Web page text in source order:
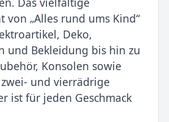
von „Alles rund ums Kind“
Deko,
und Bekleidung bis hin zu
Konsolen sowie
und vierrädrige
ist für jeden Geschmack